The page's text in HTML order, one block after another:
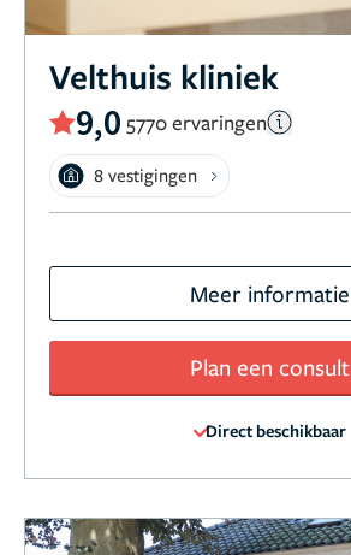
Velthuis kliniek
9,0 5770 ervaringen
8 vestigingen
Meer informatie
Plan een consult
Direct beschikbaar